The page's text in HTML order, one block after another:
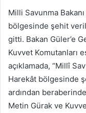
Milli Savunma
bölgesinde şehit
gitti. Bakan Güler’e
Kuvvet Komutanları
açıklamada, “Millî
Harekât bölgesinde
ardından
Metin Gürak ve